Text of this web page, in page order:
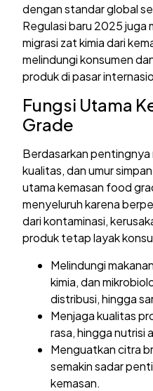
dengan standar global
Regulasi baru 2025
migrasi zat kimia dari
melindungi konsumen
produk di pasar
Fungsi Utama
Grade
Berdasarkan pentingnya
kualitas, dan umur
utama kemasan food
menyeluruh karena
dari kontaminasi,
produk tetap layak
Melindungi
kimia, dan
distribusi, hingga
Menjaga kualitas
rasa, hingga nutrisi
Menguatkan citra
semakin sadar
kemasan.